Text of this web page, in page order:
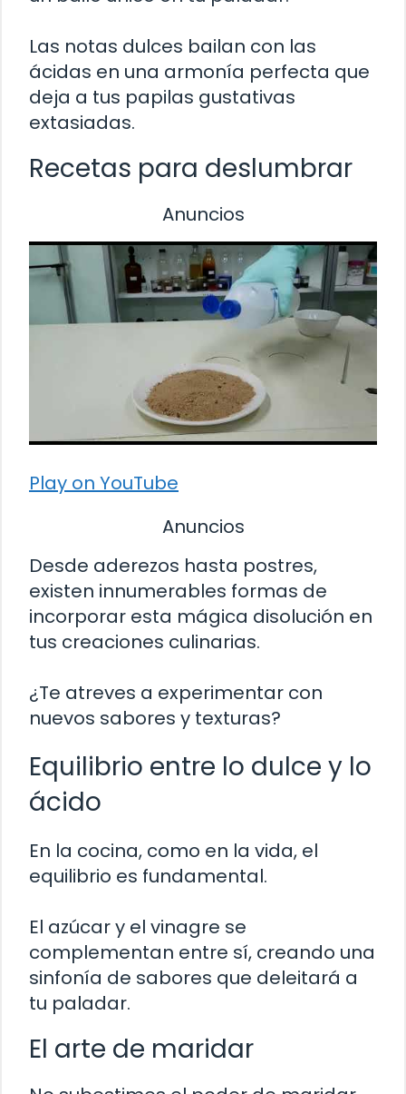
Las notas dulces bailan con las
ácidas en una armonía perfecta que
deja a tus papilas gustativas
extasiadas.
Recetas para deslumbrar
Anuncios
Play on YouTube
Anuncios
Desde aderezos hasta postres,
existen innumerables formas de
incorporar esta mágica disolución en
tus creaciones culinarias.
¿Te atreves a experimentar con
nuevos sabores y texturas?
Equilibrio entre lo dulce y lo
ácido
En la cocina, como en la vida, el
equilibrio es fundamental.
El azúcar y el vinagre se
complementan entre sí, creando una
sinfonía de sabores que deleitará a
tu paladar.
El arte de maridar